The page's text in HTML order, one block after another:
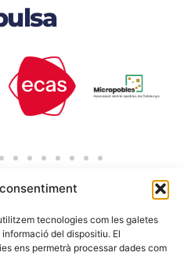
tecnologies com les galetes
del dispositiu. El
ens permetrà processar dades com
tècnic